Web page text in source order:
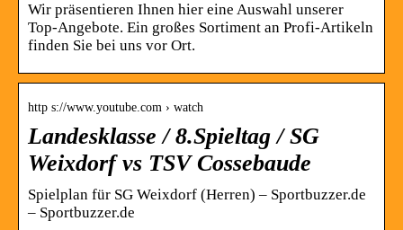
Wir präsentieren Ihnen hier eine Auswahl unserer
Top-Angebote. Ein großes Sortiment an Profi-Artikeln
finden Sie bei uns vor Ort.
http s://www.youtube.com › watch
Landesklasse / 8.Spieltag / SG
Weixdorf vs TSV Cossebaude
Spielplan für SG Weixdorf (Herren) – Sportbuzzer.de
– Sportbuzzer.de